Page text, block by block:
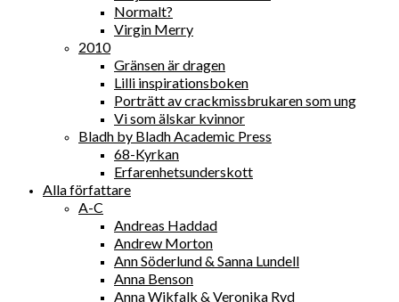
Normalt?
Virgin Merry
2010
Gränsen är dragen
Lilli inspirationsboken
Porträtt av crackmissbrukaren som ung
Vi som älskar kvinnor
Bladh by Bladh Academic Press
68-Kyrkan
Erfarenhetsunderskott
Alla författare
A-C
Andreas Haddad
Andrew Morton
Ann Söderlund & Sanna Lundell
Anna Benson
Anna Wikfalk & Veronika Ryd